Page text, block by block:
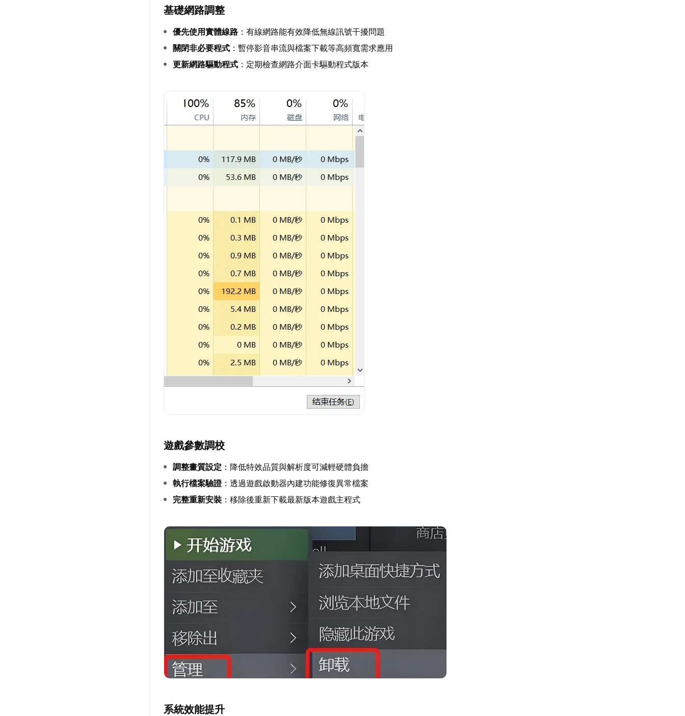
基礎網路調整
優先使用實體線路 ：有線網路能有效降低無線訊號干擾問題
關閉非必要程式 ：暫停影音串流與檔案下載等高頻寬需求應用
更新網路驅動程式 ：定期檢查網路介面卡驅動程式版本
遊戲參數調校
調整畫質設定 ：降低特效品質與解析度可減輕硬體負擔
執行檔案驗證：透過遊戲啟動器內建功能修復異常檔案
完整重新安裝 ：移除後重新下載最新版本遊戲主程式
系統效能提升